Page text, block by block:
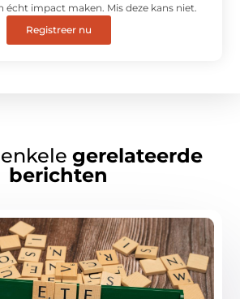
écht impact maken. Mis deze kans niet.
Registreer nu
gerelateerde
berichten